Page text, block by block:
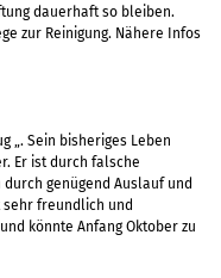
dauerhaft so bleiben.
zur Reinigung. Nähere Infos
„. Sein bisheriges Leben
Er ist durch falsche
genügend Auslauf und
freundlich und
könnte Anfang Oktober zu